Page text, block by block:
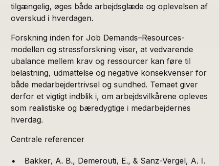
tilgængelig, øges både arbejdsglæde og oplevelsen af
overskud i hverdagen.
Forskning inden for Job Demands–Resources-
modellen og stressforskning viser, at vedvarende
ubalance mellem krav og ressourcer kan føre til
belastning, udmattelse og negative konsekvenser for
både medarbejdertrivsel og sundhed. Temaet giver
derfor et vigtigt indblik i, om arbejdsvilkårene opleves
som realistiske og bæredygtige i medarbejdernes
hverdag.
Centrale referencer
Bakker, A. B., Demerouti, E., & Sanz-Vergel, A. I.